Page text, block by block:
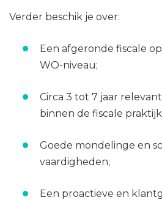
Verder beschik je over:
Een afgeronde fiscale
WO-niveau;
Circa 3 tot 7 jaar
binnen de fiscale
Goede mondelinge en
vaardigheden;
Een proactieve en